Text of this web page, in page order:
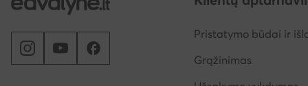
Pristatymo būdai ir
Grąžinimas